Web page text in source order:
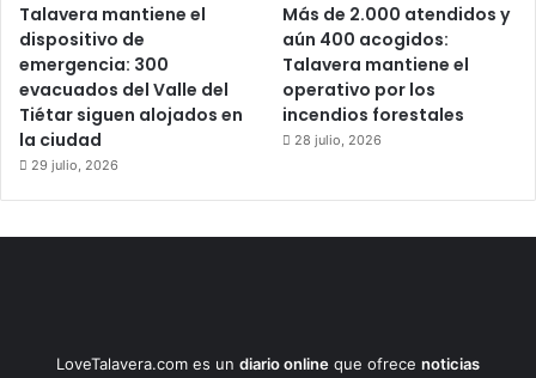
Talavera mantiene el
dispositivo de
emergencia: 300
evacuados del Valle del
Tiétar siguen alojados en
la ciudad
29 julio, 2026
Más de 2.000 atendidos y
aún 400 acogidos:
Talavera mantiene el
operativo por los
incendios forestales
28 julio, 2026
LoveTalavera.com es un diario online que ofrece noticias